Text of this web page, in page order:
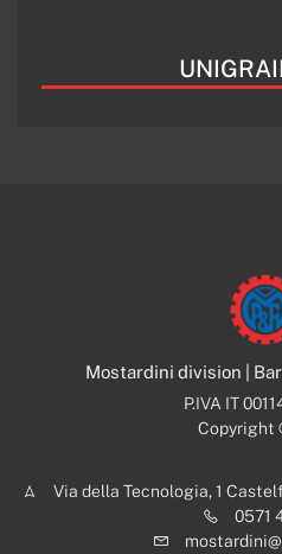
Mostardini division |
P.IVA IT
Copyright
Via della Tecnologia, 1
0571